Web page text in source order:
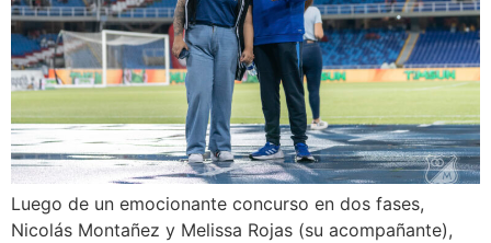
Luego de un emocionante concurso en dos fases,
Nicolás Montañez y Melissa Rojas (su acompañante),